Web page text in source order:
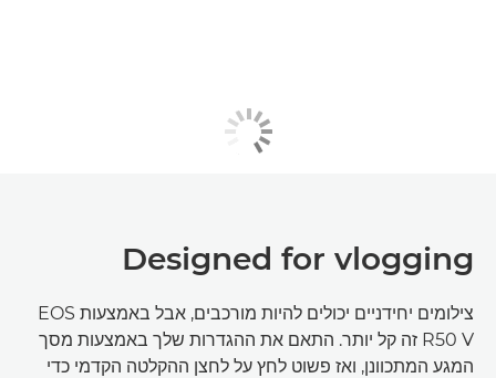
Designed for vlogging
צילומים יחידניים יכולים להיות מורכבים, אבל באמצעות EOS
R50 V זה קל יותר. התאם את ההגדרות שלך באמצעות מסך
המגע המתכוונן, ואז פשוט לחץ על לחצן ההקלטה הקדמי כדי